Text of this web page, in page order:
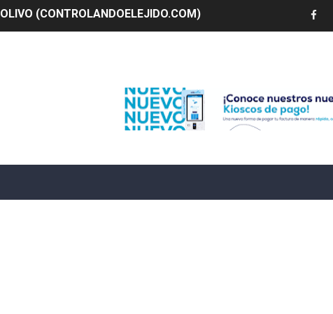
¿hasta dónde puede restringirse el acceso de los
energético del Cibao Central con nueva
Paulino conquista oro en JCC